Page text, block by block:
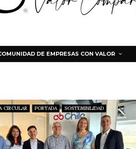
DE EMPRESAS CON VALOR
CIRCULAR PORTADA SOSTENIBILIDAD